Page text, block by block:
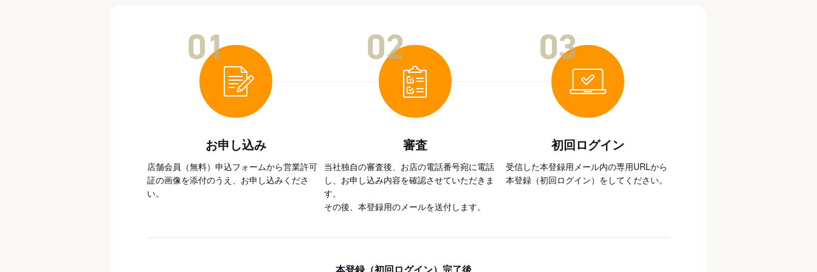
お申し込み
店舗会員（無料）申込フォームから営業許可
証の画像を添付のうえ、お申し込みくださ
い。
審査
当社独自の審査後、お店の電話番号宛に電話
し、お申し込み内容を確認させていただきま
す。
その後、本登録用のメールを送付します。
初回ログイン
受信した本登録用メール内の専用URLから
本登録（初回ログイン）をしてください。